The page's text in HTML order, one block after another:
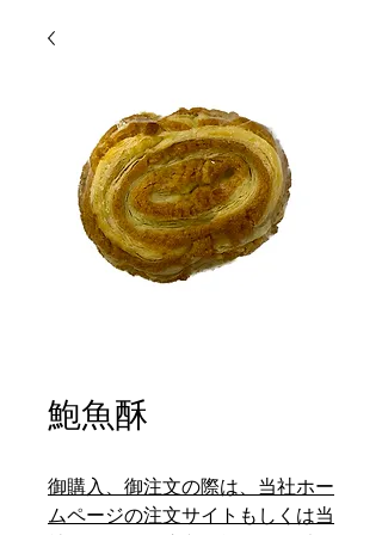
鮑魚酥
御購入、御注文の際は、当社ホー
ムページの注文サイトもしくは当